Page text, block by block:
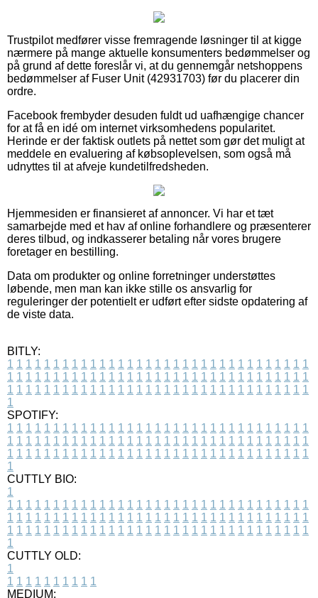
Trustpilot medfører visse fremragende løsninger til at kigge
nærmere på mange aktuelle konsumenters bedømmelser og
på grund af dette foreslår vi, at du gennemgår netshoppens
bedømmelser af Fuser Unit (42931703) før du placerer din
ordre.
Facebook frembyder desuden fuldt ud uafhængige chancer
for at få en idé om internet virksomhedens popularitet.
Herinde er der faktisk outlets på nettet som gør det muligt at
meddele en evaluering af købsoplevelsen, som også må
udnyttes til at afveje kundetilfredsheden.
Hjemmesiden er finansieret af annoncer. Vi har et tæt
samarbejde med et hav af online forhandlere og præsenterer
deres tilbud, og indkasserer betaling når vores brugere
foretager en bestilling.
Data om produkter og online forretninger understøttes
løbende, men man kan ikke stille os ansvarlig for
reguleringer der potentielt er udført efter sidste opdatering af
de viste data.
BITLY:
1 1 1 1 1 1 1 1 1 1 1 1 1 1 1 1 1 1 1 1 1 1 1 1 1 1 1 1 1 1 1 1 1
1 1 1 1 1 1 1 1 1 1 1 1 1 1 1 1 1 1 1 1 1 1 1 1 1 1 1 1 1 1 1 1 1
1 1 1 1 1 1 1 1 1 1 1 1 1 1 1 1 1 1 1 1 1 1 1 1 1 1 1 1 1 1 1 1 1
1
SPOTIFY:
1 1 1 1 1 1 1 1 1 1 1 1 1 1 1 1 1 1 1 1 1 1 1 1 1 1 1 1 1 1 1 1 1
1 1 1 1 1 1 1 1 1 1 1 1 1 1 1 1 1 1 1 1 1 1 1 1 1 1 1 1 1 1 1 1 1
1 1 1 1 1 1 1 1 1 1 1 1 1 1 1 1 1 1 1 1 1 1 1 1 1 1 1 1 1 1 1 1 1
1
CUTTLY BIO:
1
1 1 1 1 1 1 1 1 1 1 1 1 1 1 1 1 1 1 1 1 1 1 1 1 1 1 1 1 1 1 1 1 1
1 1 1 1 1 1 1 1 1 1 1 1 1 1 1 1 1 1 1 1 1 1 1 1 1 1 1 1 1 1 1 1 1
1 1 1 1 1 1 1 1 1 1 1 1 1 1 1 1 1 1 1 1 1 1 1 1 1 1 1 1 1 1 1 1 1
1
CUTTLY OLD:
1
1 1 1 1 1 1 1 1 1 1
MEDIUM: